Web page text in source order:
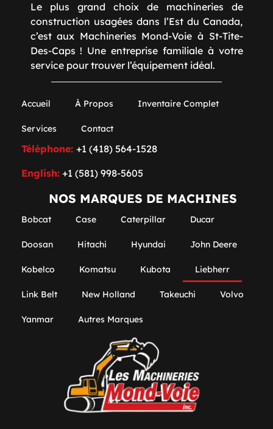
Le plus grand choix de machineries de
construction usagées dans l’Est du Canada,
c’est aux Machineries Mond-Voie à St-Tite-
Des-Caps ! Une entreprise familiale à votre
service pour trouver l’équipement idéal.
Accueil À Propos Inventaire Complet
Services Contact
Téléphone: +1 (418) 564-1528
English: +1 (581) 998-5605
NOS MARQUES DE MACHINES
Bobcat Case Caterpillar Ducar
Doosan Hitachi Hyundai John Deere
Kobelco Komatsu Kubota Liebherr
Link Belt New Holland Takeuchi Volvo
Yanmar Autres Marques